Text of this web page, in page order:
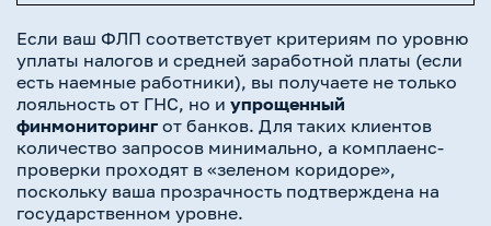
Если ваш ФЛП соответствует критериям по уровню
уплаты налогов и средней заработной платы (если
есть наемные работники), вы получаете не только
лояльность от ГНС, но и упрощенный
финмониторинг от банков. Для таких клиентов
количество запросов минимально, а комплаенс-
проверки проходят в «зеленом коридоре»,
поскольку ваша прозрачность подтверждена на
государственном уровне.